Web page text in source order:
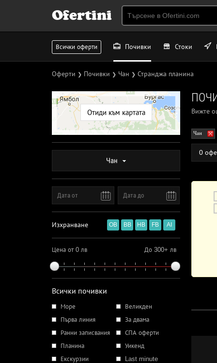
Ofertini
Всички оферти Почивки Стоки
Оферти ❯ Почивки ❯ Чан ❯ Странджа планина
Отиди към картата
Чан
Изхранване OB BB HB FB AI
Цена от 0 лв До 300+ лв
Всички почивки
Море
Великден
Първа линия
За двама
Ранни записвания
СПА оферти
Планина
Уикенд
Екскурзии
Last minute
Вижте
Чан
0